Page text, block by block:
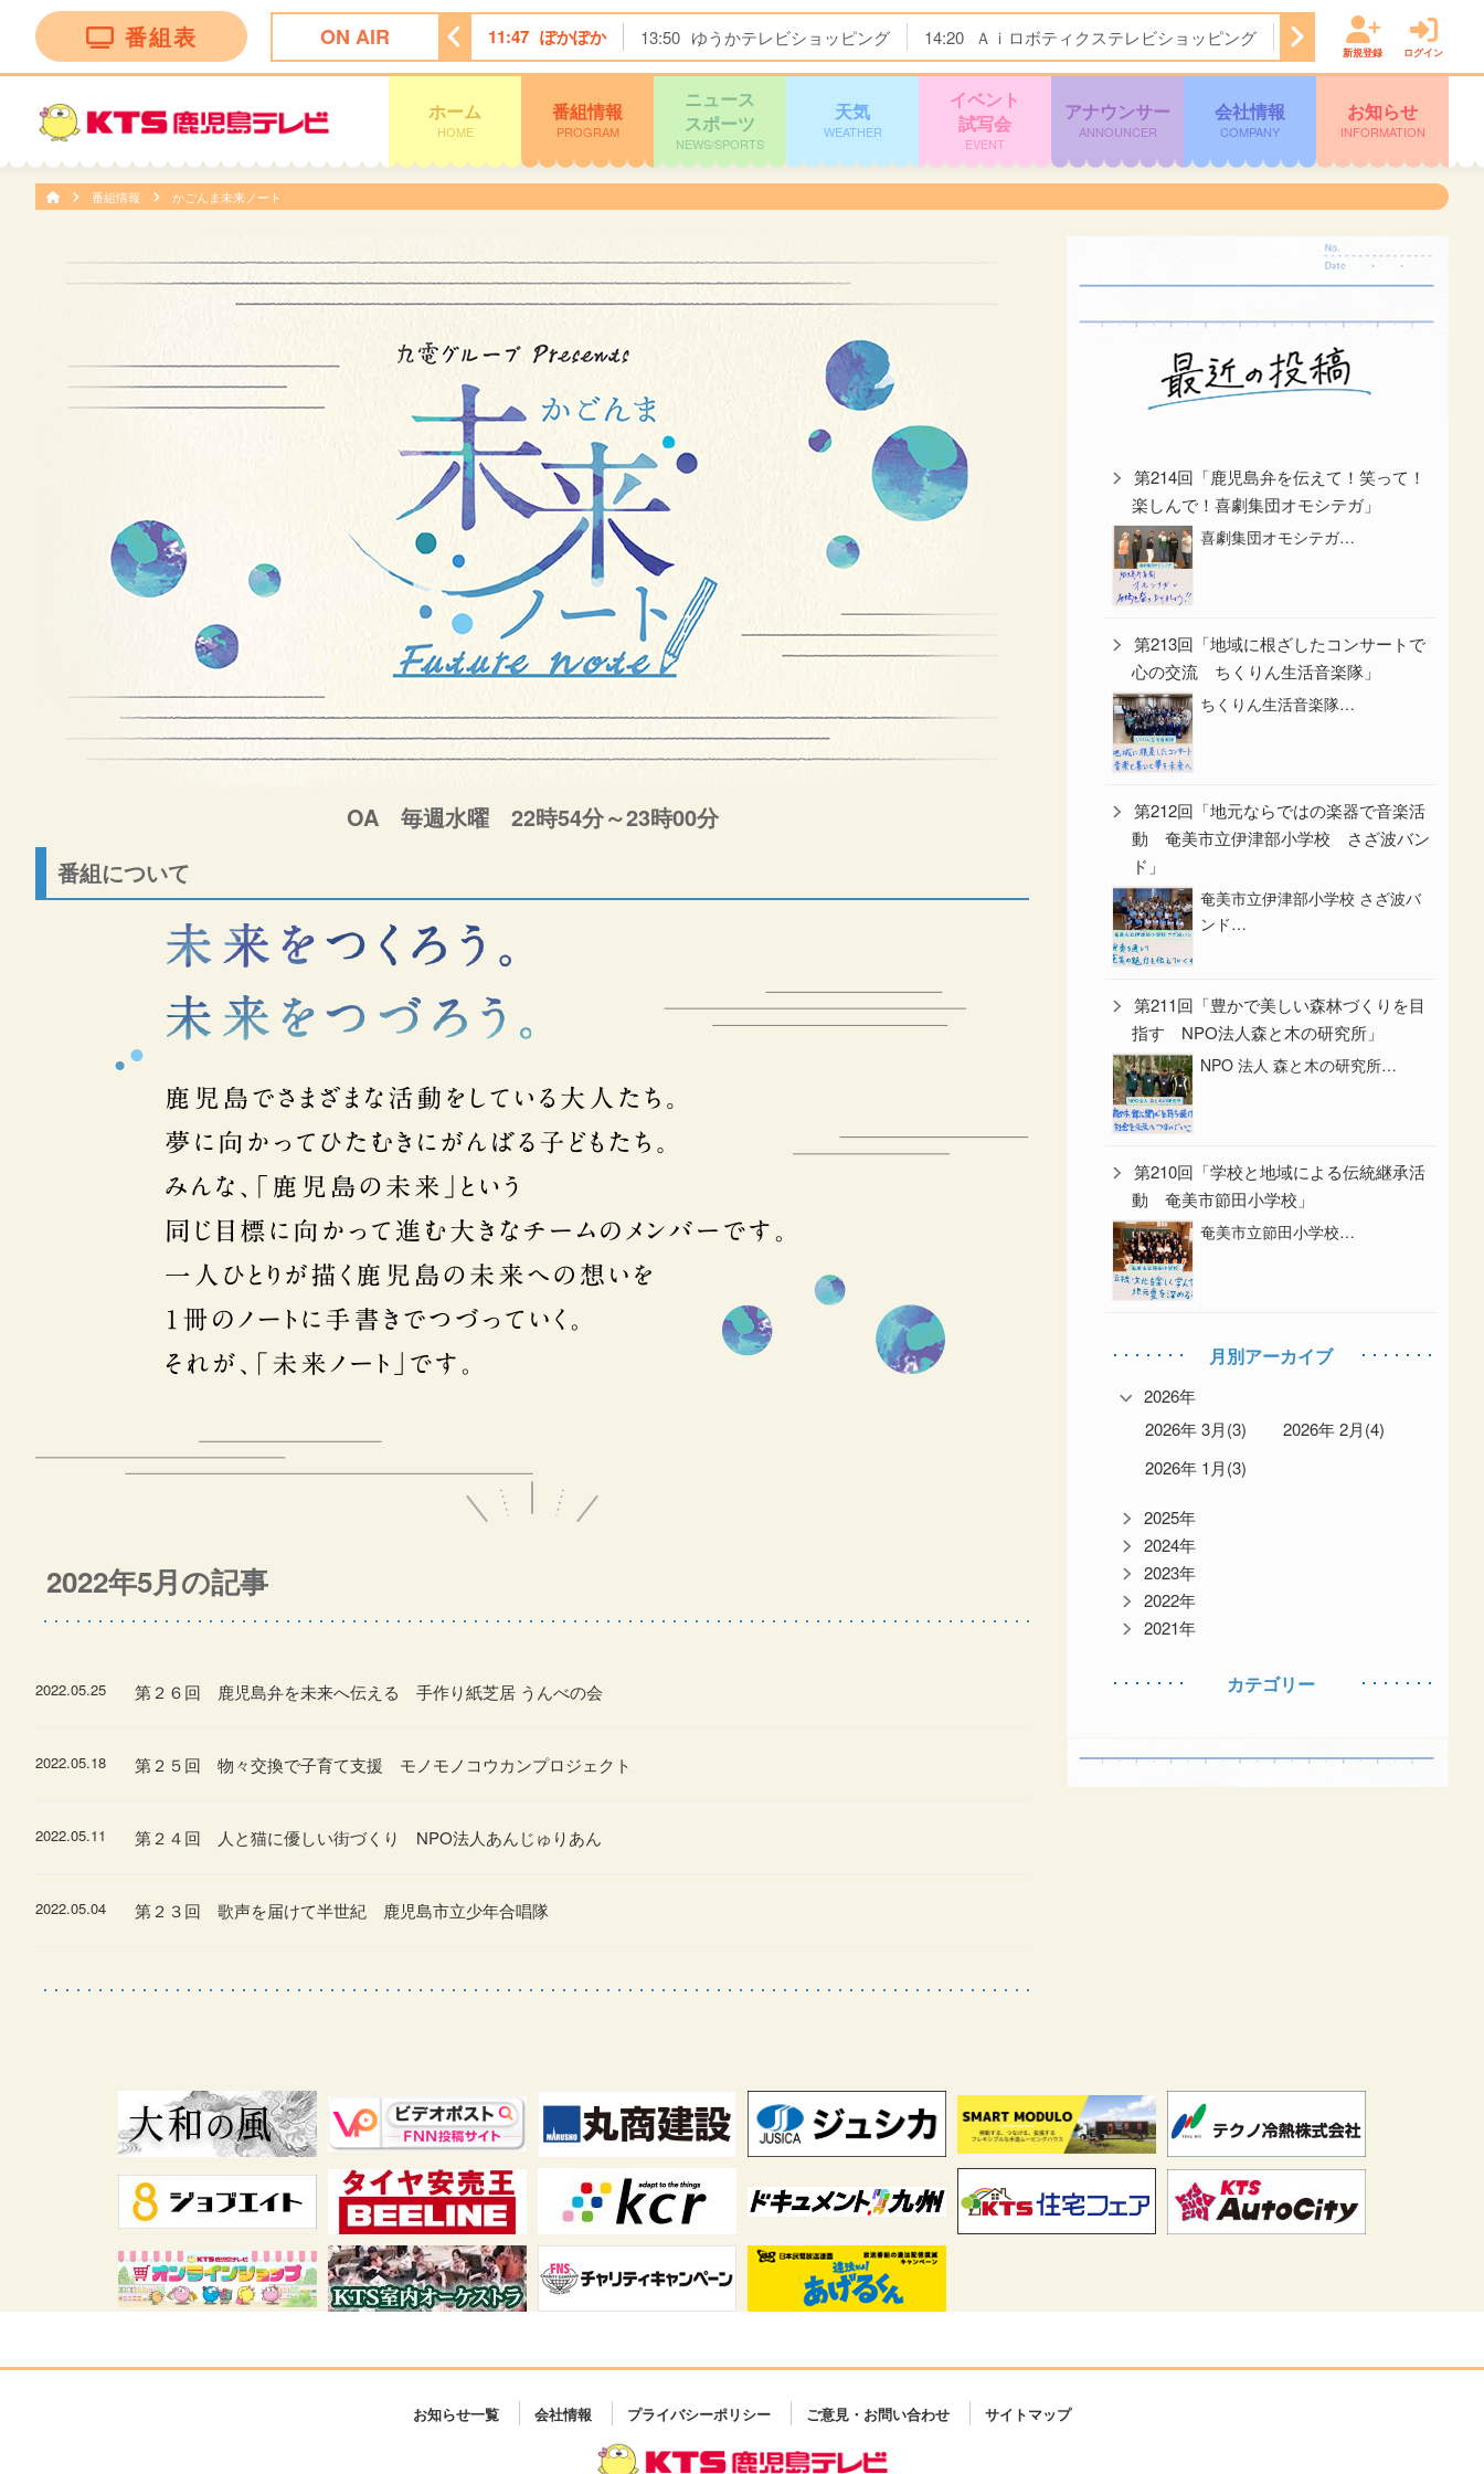
番組表 ON AIR
ごしま 11:30 ＦＮＮ Ｌｉｖｅ Ｎｅｗｓ ｄａｙｓ 11:47 ぽかぽか 13:50 ゆうかテレビショッピング 14:20 Ａｉロボティクステレビショッピング 14:50 ぽよチャンネル
新規登録 ログイン
ホーム
HOME
番組情報
PROGRAM
ニュース
スポーツ
NEWS/SPORTS
天気
WEATHER
イベント
試写会
EVENT
アナウンサー
ANNOUNCER
会社情報
COMPANY
お知らせ
INFORMATION
番組情報 かごんま未来ノート
OA 毎週水曜 22時54分～23時00分
番組について
2022年5月の記事
2022.05.25 第２６回 鹿児島弁を未来へ伝える 手作り紙芝居 うんべの会
2022.05.18 第２５回 物々交換で子育て支援 モノモノコウカンプロジェクト
2022.05.11 第２４回 人と猫に優しい街づくり NPO法人あんじゅりあん
2022.05.04 第２３回 歌声を届けて半世紀 鹿児島市立少年合唱隊
第214回「鹿児島弁を伝えて！笑って！
楽しんで！喜劇集団オモシテガ」
喜劇集団オモシテガ…
第213回「地域に根ざしたコンサートで
心の交流 ちくりん生活音楽隊」
ちくりん生活音楽隊…
第212回「地元ならではの楽器で音楽活
動 奄美市立伊津部小学校 さざ波バン
ド」
奄美市立伊津部小学校 さざ波バ
ンド…
第211回「豊かで美しい森林づくりを目
指す NPO法人森と木の研究所」
NPO 法人 森と木の研究所…
第210回「学校と地域による伝統継承活
動 奄美市節田小学校」
奄美市立節田小学校…
月別アーカイブ
2026年
2026年 3月(3)
2026年 2月(4)
2026年 1月(3)
2025年
2024年
2023年
2022年
2021年
カテゴリー
お知らせ一覧 会社情報 プライバシーポリシー ご意見・お問い合わせ サイトマップ